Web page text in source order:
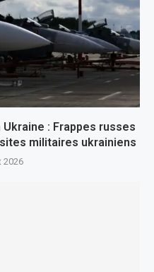
: Frappes russes
militaires ukrainiens
2026